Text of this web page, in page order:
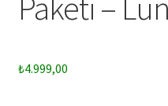
₺4.999,00